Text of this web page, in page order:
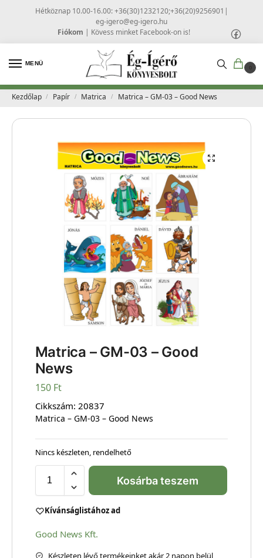
Hétköznap 10.00-16.00: +36(30)1232120;+36(20)9256901 |
eg-igero@eg-igero.hu
Fiókom | Kövess minket Facebook-on is!
MENÜ
0
Kezdőlap / Papír / Matrica / Matrica – GM-03 – Good News
Matrica – GM-03 – Good
News
150 Ft
Cikkszám: 20837
Matrica – GM-03 – Good News
Nincs készleten, rendelhető
Kosárba teszem
Kívánságlistához ad
Good News Kft.
Készleten lévő termékeinket akár 2 napon belül